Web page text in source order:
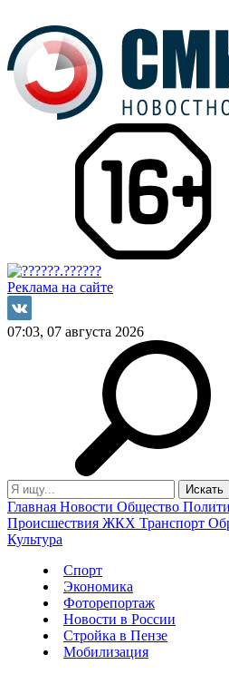
Реклама на сайте
07:03, 07 августа 2026
Главная Новости Общество
Происшествия ЖКХ Транспорт
Культура
Спорт
Экономика
Фоторепортаж
Новости в России
Стройка в Пензе
Мобилизация